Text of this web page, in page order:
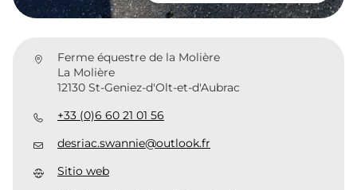
Ferme équestre de la Molière
La Molière
12130 St-Geniez-d'Olt-et-d'Aubrac
+33 (0)6 60 21 01 56
desriac.swannie@outlook.fr
Sitio web